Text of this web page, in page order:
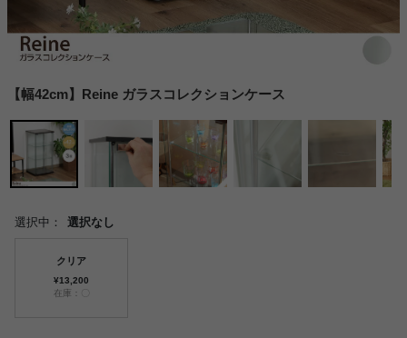
【幅42cm】Reine ガラスコレクションケース
選択中： 選択なし
クリア
¥13,200
在庫：〇